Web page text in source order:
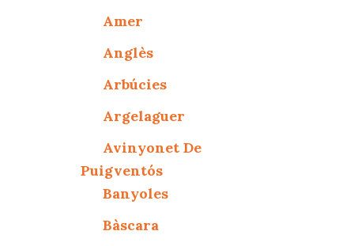
Amer
Anglès
Arbúcies
Argelaguer
Avinyonet De
Puigventós
Banyoles
Bàscara